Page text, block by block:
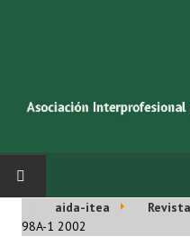
INICIO
aida-itea
98A-1 2002